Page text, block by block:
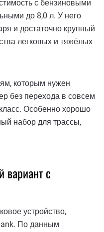
с бензиновыми
до 8,0 л. У него
и достаточно крупный
легковых и тяжёлых
которым нужен
без перехода в совсем
Особенно хорошо
набор для трассы,
с
устройство,
По данным